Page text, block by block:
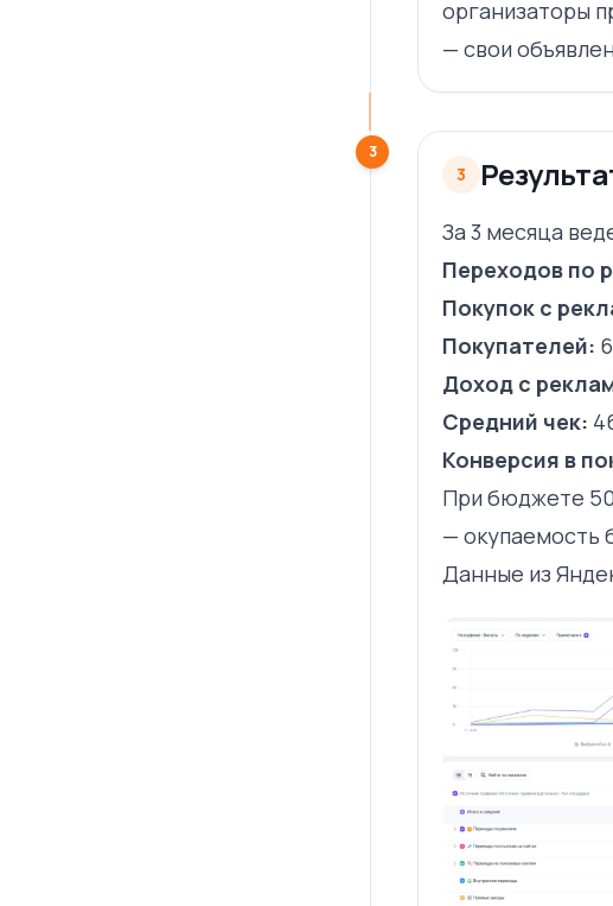
организаторы
— свои
3
3
За 3 месяца
Переходов по
Покупок с
Покупателей:
Доход с
Средний чек:
Конверсия в
При бюджете
— окупаемость
Данные из